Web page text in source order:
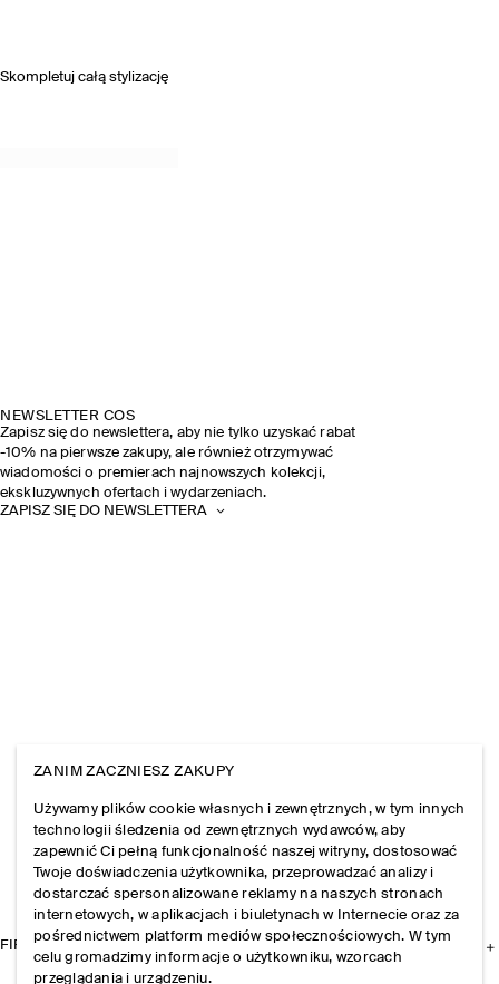
Skompletuj całą stylizację
NEWSLETTER COS
Zapisz się do newslettera, aby nie tylko uzyskać rabat
-10% na pierwsze zakupy, ale również otrzymywać
wiadomości o premierach najnowszych kolekcji,
ekskluzywnych ofertach i wydarzeniach.
ZAPISZ SIĘ DO NEWSLETTERA
FIRMA
ZANIM ZACZNIESZ ZAKUPY
Używamy plików cookie własnych i zewnętrznych, w tym innych
technologii śledzenia od zewnętrznych wydawców, aby
zapewnić Ci pełną funkcjonalność naszej witryny, dostosować
Twoje doświadczenia użytkownika, przeprowadzać analizy i
dostarczać spersonalizowane reklamy na naszych stronach
internetowych, w aplikacjach i biuletynach w Internecie oraz za
pośrednictwem platform mediów społecznościowych. W tym
celu gromadzimy informacje o użytkowniku, wzorcach
przeglądania i urządzeniu.